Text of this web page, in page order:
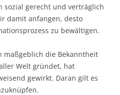
sozial gerecht und verträglich
damit anfangen, desto
zu bewältigen.
maßgeblich die Bekanntheit
Welt gründet, hat
gewirkt. Daran gilt es